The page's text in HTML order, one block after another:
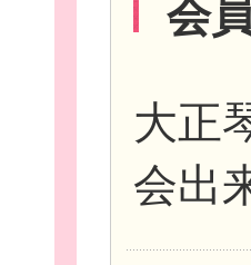
会
大正
会出